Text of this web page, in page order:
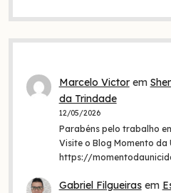
Marcelo Victorem
da Trindade
12/05/2026
Parabéns pelo trabalho
Visite o Blog Momento da
https://
Gabriel Filgueirasem